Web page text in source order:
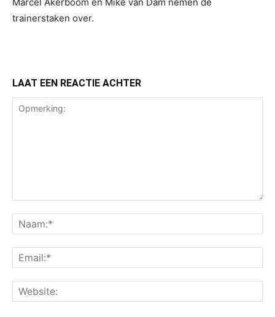
trainerstaken over.
LAAT EEN REACTIE ACHTER